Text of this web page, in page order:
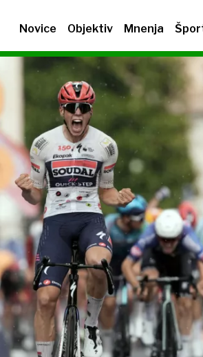
Novice Objektiv Mnenja